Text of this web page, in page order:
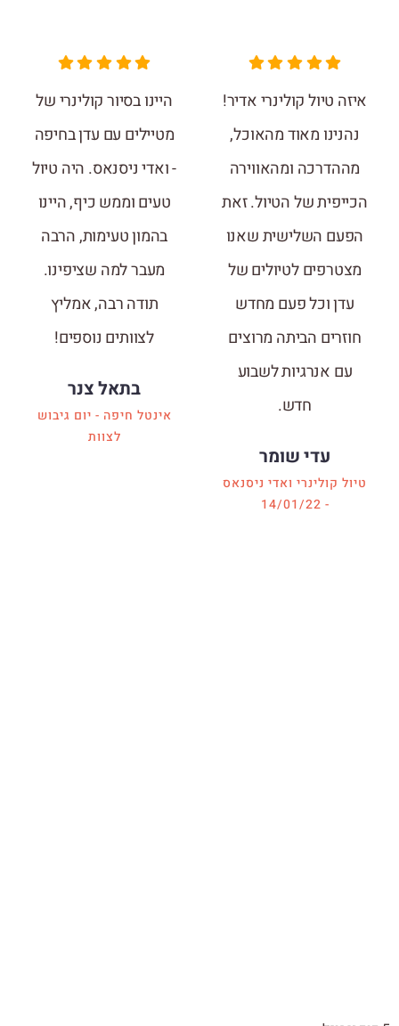
איזה טיול קולינרי אדיר!
נהנינו מאוד מהאוכל,
מההדרכה ומהאווירה
הכייפית של הטיול. זאת
הפעם השלישית שאנו
מצטרפים לטיולים של
עדן וכל פעם מחדש
חוזרים הביתה מרוצים
עם אנרגיות לשבוע
חדש.
עדי שומר
טיול קולינרי ואדי ניסנאס
- 14/01/22
היינו בסיור קולינרי של
מטיילים עם עדן בחיפה
- ואדי ניסנאס. היה טיול
טעים וממש כיף, היינו
בהמון טעימות, הרבה
מעבר למה שציפינו.
תודה רבה, אמליץ
לצוותים נוספים!
בתאל צנר
אינטל חיפה - יום גיבוש
לצוות